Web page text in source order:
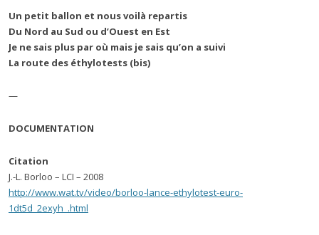
Un petit ballon et nous voilà repartis
Du Nord au Sud ou d’Ouest en Est
Je ne sais plus par où mais je sais qu’on a suivi
La route des éthylotests (bis)
—
DOCUMENTATION
Citation
J.-L. Borloo – LCI – 2008
http://www.wat.tv/video/borloo-lance-ethylotest-euro-
1dt5d_2exyh_.html